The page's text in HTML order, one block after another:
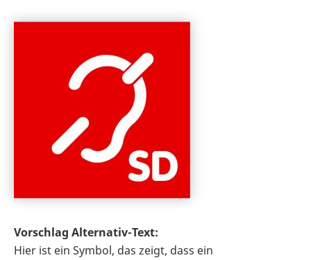
Vorschlag Alternativ-Text:
Hier ist ein Symbol, das zeigt, dass ein